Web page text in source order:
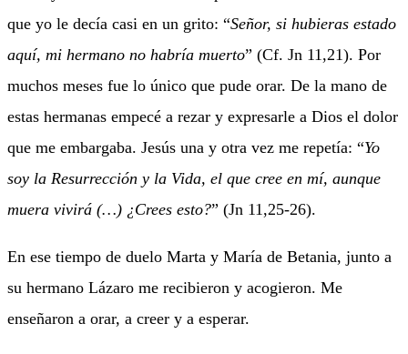
que yo le decía casi en un grito: “Señor, si hubieras estado
aquí, mi hermano no habría muerto” (Cf. Jn 11,21). Por
muchos meses fue lo único que pude orar. De la mano de
estas hermanas empecé a rezar y expresarle a Dios el dolor
que me embargaba. Jesús una y otra vez me repetía: “Yo
soy la Resurrección y la Vida, el que cree en mí, aunque
muera vivirá (…) ¿Crees esto?” (Jn 11,25-26).
En ese tiempo de duelo Marta y María de Betania, junto a
su hermano Lázaro me recibieron y acogieron. Me
enseñaron a orar, a creer y a esperar.